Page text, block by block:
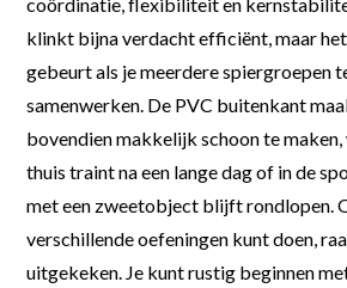
klinkt bijna verdacht efficiënt, maar
gebeurt als je meerdere spiergroepen
samenwerken. De PVC buitenkant
bovendien makkelijk schoon te
thuis traint na een lange dag of in de
met een zweetobject blijft rondlopen.
verschillende oefeningen kunt doen,
uitgekeken. Je kunt rustig beginnen